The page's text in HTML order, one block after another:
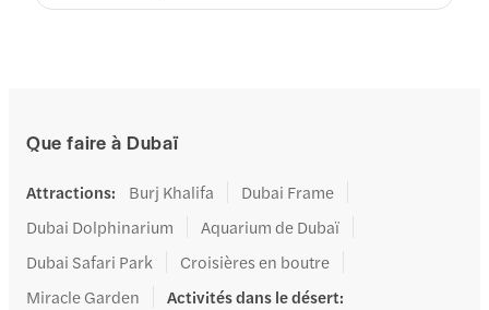
Que faire à Dubaï
Attractions: Burj Khalifa
Dubai Frame
Dubai Dolphinarium
Aquarium de Dubaï
Dubai Safari Park
Croisières en boutre
Miracle Garden
Activités dans le désert: